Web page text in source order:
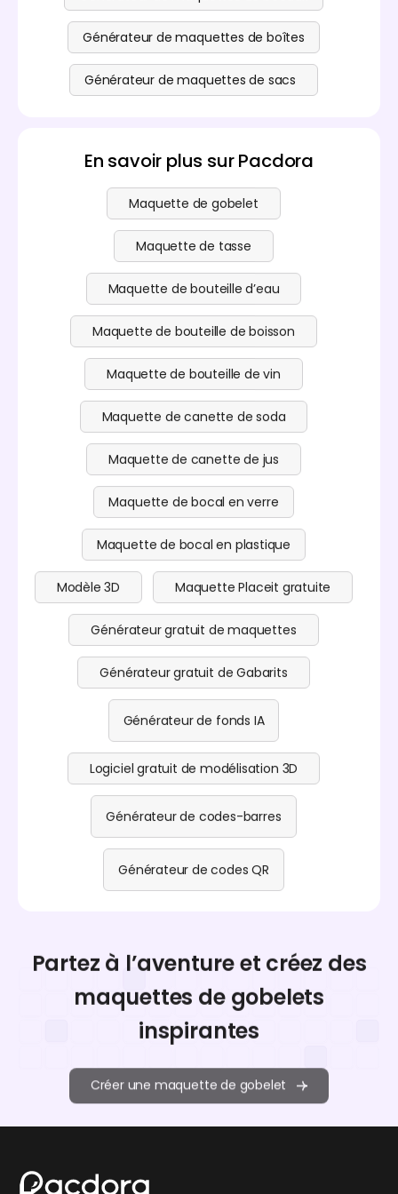
Générateur de maquettes de boîtes
Générateur de maquettes de sacs
En savoir plus sur Pacdora
Maquette de gobelet
Maquette de tasse
Maquette de bouteille d’eau
Maquette de bouteille de boisson
Maquette de bouteille de vin
Maquette de canette de soda
Maquette de canette de jus
Maquette de bocal en verre
Maquette de bocal en plastique
Modèle 3D Maquette Placeit gratuite
Générateur gratuit de maquettes
Générateur gratuit de Gabarits
Générateur de fonds IA
Logiciel gratuit de modélisation 3D
Générateur de codes-barres
Générateur de codes QR
Partez à l’aventure et créez des
maquettes de gobelets
inspirantes
Créer une maquette de gobelet